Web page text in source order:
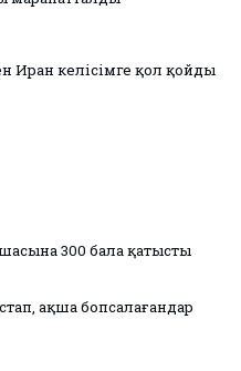
Иран келісімге қол қойды
300 бала қатысты
ақша бопсалағандар